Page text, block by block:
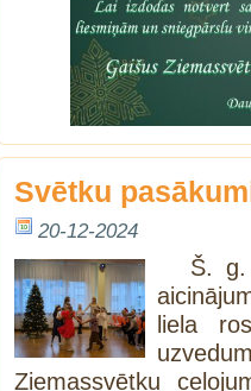
Svētku
20-12-2024
Š. g.
liela
Ziemassvētku